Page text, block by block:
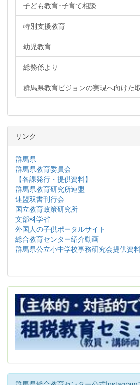
子ども教育･子育て相談
特別支援教育
幼児教育
総務係より
群馬県教育ビジョンの実現へ向けた
リンク
群馬県
群馬県教育委員会
【各課発行・提供資料】
群馬県教育研究所連盟
連盟双書刊行会
国立教育政策研究所
文部科学省
外国人の子供ポータルサイト
総合教育センター紹介動画
群馬県公立小中学校事務研究会提供資料